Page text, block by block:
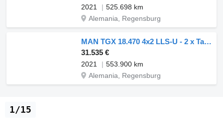
2021
525.698 km
Alemania, Regensburg
MAN TGX 18.470 4x2 LLS-U - 2 x Tank - Nr.: 205
31.535 €
2021
553.900 km
Alemania, Regensburg
1/15